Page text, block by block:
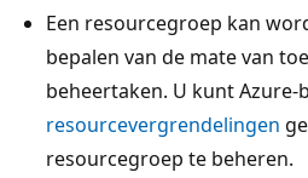
Een resourcegroep kan
bepalen van de mate van
beheertaken. U kunt Azure-
resourcevergrendelingen
resourcegroep te beheren.